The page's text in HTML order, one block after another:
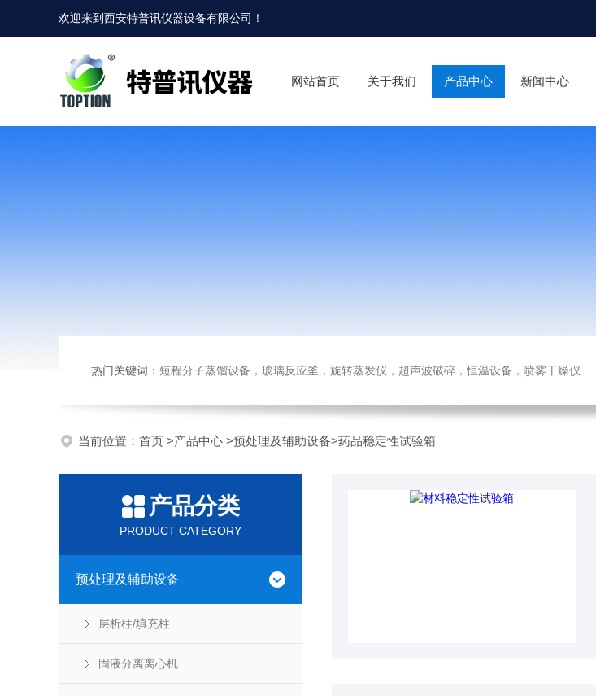
欢迎来到西安特普讯仪器设备有限公司 ！
网站首页 关于我们 产品中心 新闻中心
热门关键词： 短程分子蒸馏设备，玻璃反应釜，旋转蒸发仪，超声波破碎，恒温设备，喷雾干燥仪
当前位置： 首页 >产品中心 >预处理及辅助设备>药品稳定性试验箱
产品分类
PRODUCT CATEGORY
预处理及辅助设备
层析柱/填充柱
固液分离离心机